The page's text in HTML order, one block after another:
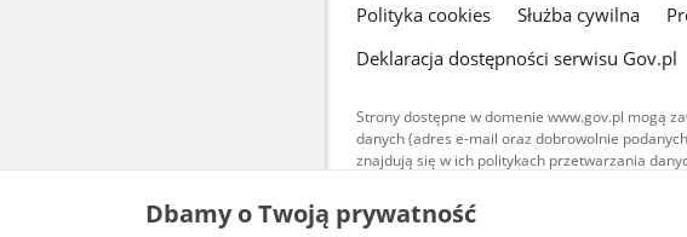
gov.pl
Polityka cookies Służba cywilna
Deklaracja dostępności serwisu Gov.pl
Strony dostępne w domenie www.gov.pl mogą
danych (adres e-mail oraz dobrowolnie
znajdują się w ich politykach przetwarzania
Treści tekstowe publikowane w
udostępniane na licencji typu
Dbamy o Twoją prywatność